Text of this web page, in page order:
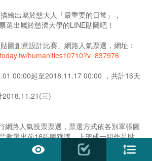
繪出屬於慈大人「最重要的日常」，
選出屬於慈濟大學的LINE貼圖吧！
圖創意設計比賽」網路人氣票選，網址：
humanities10710?v=837976
00:00起至2018.11.17 00:00 ，共計16天
2018.11.21(三)
網路人氣投票票選，票選方式依各別單張圖
數選出前16張圖獲獎，上架成一組作品貼
人氣特別獎。
，每次限一票，每日00:00後可再投一輪